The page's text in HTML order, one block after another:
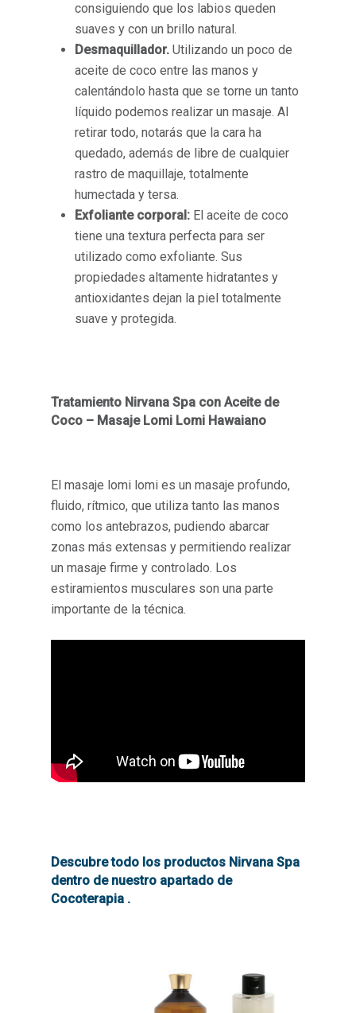
consiguiendo que los labios queden
suaves y con un brillo natural.
Desmaquillador. Utilizando un poco de
aceite de coco entre las manos y
calentándolo hasta que se torne un tanto
líquido podemos realizar un masaje. Al
retirar todo, notarás que la cara ha
quedado, además de libre de cualquier
rastro de maquillaje, totalmente
humectada y tersa.
Exfoliante corporal: El aceite de coco
tiene una textura perfecta para ser
utilizado como exfoliante. Sus
propiedades altamente hidratantes y
antioxidantes dejan la piel totalmente
suave y protegida.
Tratamiento Nirvana Spa con Aceite de
Coco – Masaje Lomi Lomi Hawaiano
El masaje lomi lomi es un masaje profundo,
fluido, rítmico, que utiliza tanto las manos
como los antebrazos, pudiendo abarcar
zonas más extensas y permitiendo realizar
un masaje firme y controlado. Los
estiramientos musculares son una parte
importante de la técnica.
Descubre todo los productos Nirvana Spa
dentro de nuestro apartado de
Cocoterapia .